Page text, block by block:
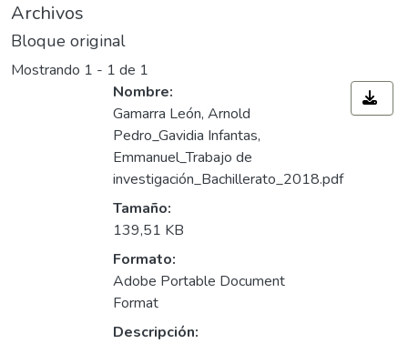
Archivos
Bloque original
Mostrando 1 - 1 de 1
Nombre:
Gamarra León, Arnold
Pedro_Gavidia Infantas,
Emmanuel_Trabajo de
investigación_Bachillerato_2018.pdf
Tamaño:
139,51 KB
Formato:
Adobe Portable Document
Format
Descripción: